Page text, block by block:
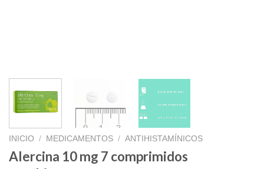
INICIO / MEDICAMENTOS / ANTIHISTAMÍNICOS
Alercina 10 mg 7 comprimidos